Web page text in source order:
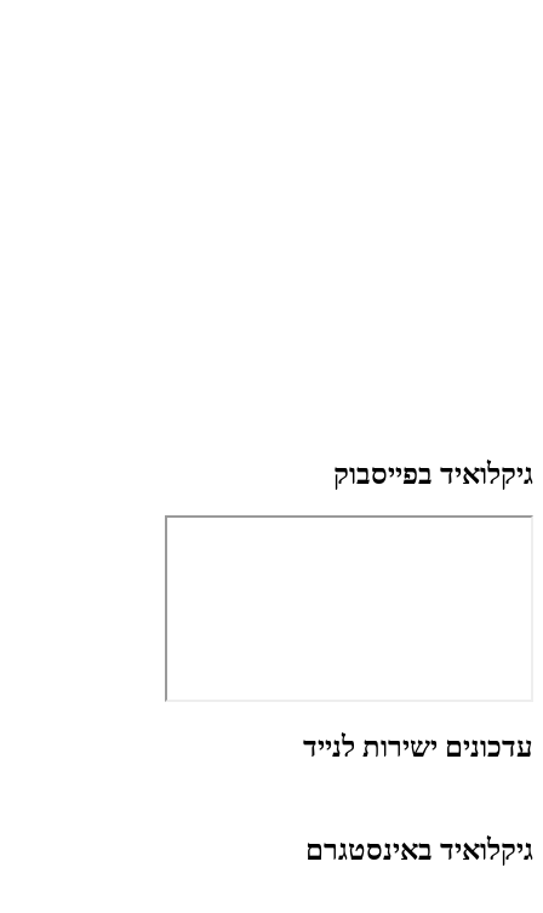
גיקלואיד בפייסבוק
עדכונים ישירות לנייד
גיקלואיד באינסטגרם